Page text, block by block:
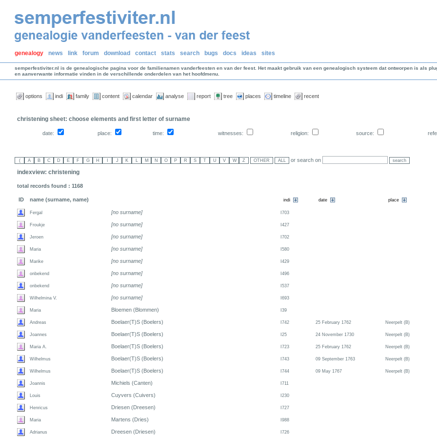
genealogy news link forum download contact stats search bugs docs ideas sites
semperfestiviter.nl is de genealogische pagina voor de familienamen vanderfeesten en van der feest. Het maakt gebruik van een genealogisch systeem dat ontworpen is als
en aanverwante informatie vinden in de verschillende onderdelen van het hoofdmenu.
options indi family content calendar analyse report tree places timeline recent
christening sheet: choose elements and first letter of surname
date: place: time: witnesses: religion: source:
or search on
indexview: christening
total records found : 1168
ID name (surname, name)
Fergal [no surname] I703
Froukje [no surname] I427
Jeroen [no surname] I702
Maria [no surname] I580
Marike [no surname] I429
onbekend [no surname] I496
onbekend [no surname] I537
Wilhelmina V. [no surname] I693
Maria Bloemen (Blommen) I39
Andreas Boelaer(T)S (Boelers) I742 25 February 1762 Neerpelt (B)
Joannes Boelaer(T)S (Boelers) I25 24 November 1730 Neerpelt (B)
Maria A. Boelaer(T)S (Boelers) I723 25 February 1762 Neerpelt (B)
Wilhelmus Boelaer(T)S (Boelers) I743 09 September 1763 Neerpelt (B)
Wilhelmus Boelaer(T)S (Boelers) I744 09 May 1767 Neerpelt (B)
Joannis Michiels (Canten) I711
Louis Cuyvers (Cuivers) I230
Henricus Driesen (Dreesen) I727
Maria Martens (Dries) I988
Adrianus Dreesen (Driesen) I726